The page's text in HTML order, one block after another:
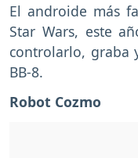
El androide más
Star Wars, este
controlarlo, graba
BB-8.
Robot Cozmo